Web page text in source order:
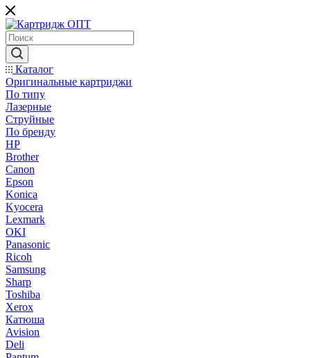
Каталог
Оригинальные картриджи
По типу
Лазерные
Струйные
По бренду
HP
Brother
Canon
Epson
Konica
Kyocera
Lexmark
OKI
Panasonic
Ricoh
Samsung
Sharp
Toshiba
Xerox
Катюша
Avision
Deli